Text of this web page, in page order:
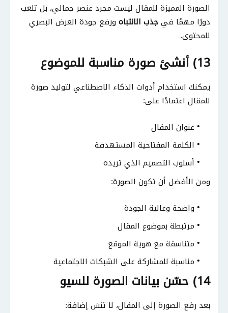
الصورة المميزة للمقال ليست مجرد عنصر جمالي، بل تلعب
دورًا مهمًا فيجذب الانتباه ورفع جودة العرض البصري
للمحتوى.
13) أنشئ صورة مناسبة للموضوع
يمكنك استخدام أدوات الذكاء الاصطناعي لتوليد صورة
للمقال اعتمادًا على:
عنوان المقال
الكلمة المفتاحية المستهدفة
أسلوب التصميم الذي تريده
ومن الأفضل أن تكون الصورة:
واضحة وعالية الجودة
مرتبطة بموضوع المقال
متناسقة مع هوية الموقع
مناسبة للمشاركة على الشبكات الاجتماعية
14) حسّن بيانات الصورة للسيو
بعد رفع الصورة إلى المقال، لا تنسَ إضافة: